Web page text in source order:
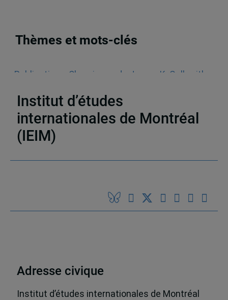
Thèmes et mots-clés
Publications Chroniques de James K. Galbraith
Institut d’études
internationales de Montréal
(IEIM)
Adresse civique
Institut d’études internationales de Montréal